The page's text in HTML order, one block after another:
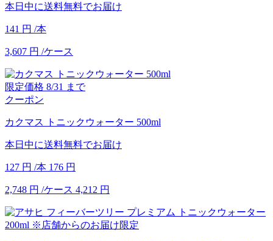
本日中に送料無料でお届け
141 円 /本
3,607 円 /ケース
限定価格 8/31 まで
クーポン
カクマス トニックウォーター 500ml
本日中に送料無料でお届け
127 円 /本 176 円
2,748 円 /ケース 4,212 円